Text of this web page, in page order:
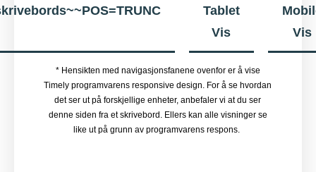
Tablet
Vis
Vis
* Hensikten med navigasjonsfanene ovenfor er å vise
Timely programvarens responsive design. For å se hvordan
det ser ut på forskjellige enheter, anbefaler vi at du ser
denne siden fra et skrivebord. Ellers kan alle visninger se
like ut på grunn av programvarens respons.